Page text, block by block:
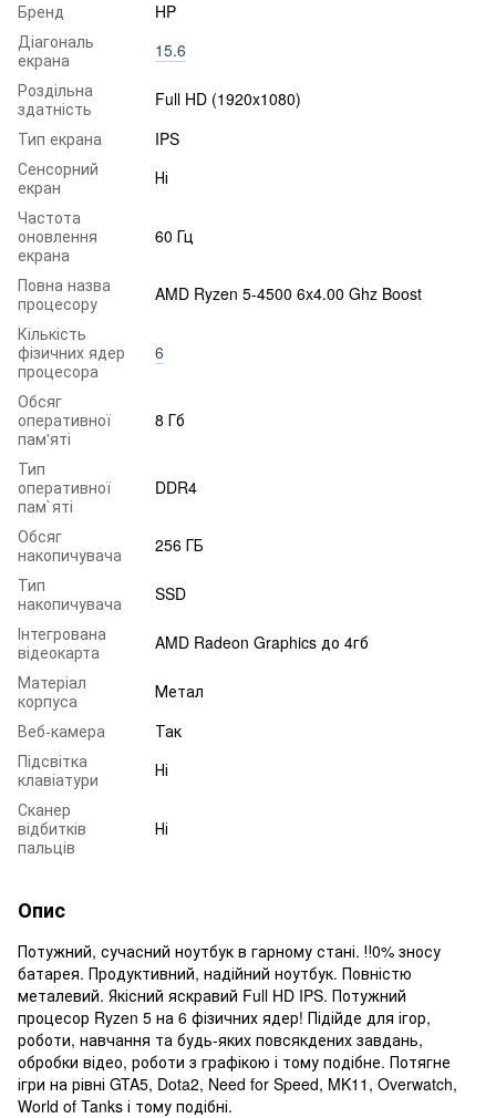
Бренд
HP
Діагональ
екрана
15.6
Роздільна
здатність
Full HD (1920x1080)
Тип екрана
IPS
Сенсорний
екран
Ні
Частота
оновлення
екрана
60 Гц
Повна назва
процесору
AMD Ryzen 5-4500 6x4.00 Ghz Boost
Кількість
фізичних ядер
процесора
6
Обсяг
оперативної
пам'яті
8 Гб
Тип
оперативної
пам`яті
DDR4
Обсяг
накопичувача
256 ГБ
Тип
накопичувача
SSD
Інтегрована
відеокарта
AMD Radeon Graphics до 4гб
Матеріал
корпуса
Метал
Веб-камера
Так
Підсвітка
клавіатури
Ні
Сканер
відбитків
пальців
Ні
Опис
Потужний, сучасний ноутбук в гарному стані. ‼️0% зносу
батарея. Продуктивний, надійний ноутбук. Повністю
металевий. Якісний яскравий Full HD IPS. Потужний
процесор Ryzen 5 на 6 фізичних ядер! Підійде для ігор,
роботи, навчання та будь-яких повсякдених завдань,
обробки відео, роботи з графікою і тому подібне. Потягне
ігри на рівні GTA5, Dota2, Need for Speed, MK11, Overwatch,
World of Tanks і тому подібні.